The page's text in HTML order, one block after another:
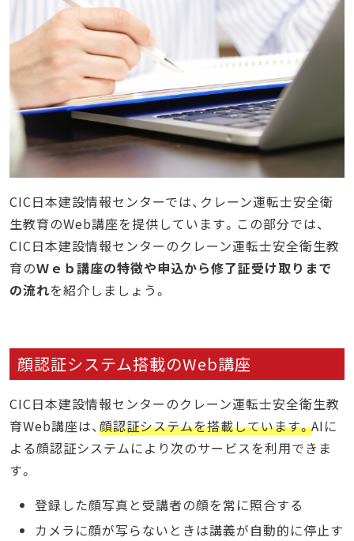
CIC日本建設情報センターでは、クレーン運転士安全衛
生教育のWeb講座を提供しています。この部分では、
CIC日本建設情報センターのクレーン運転士安全衛生教
育のＷｅｂ講座の特徴や申込から修了証受け取りまで
の流れを紹介しましょう。
顔認証システム搭載のWeb講座
CIC日本建設情報センターのクレーン運転士安全衛生教
育Web講座は、顔認証システムを搭載しています。AIに
よる顔認証システムにより次のサービスを利用できま
す。
登録した顔写真と受講者の顔を常に照合する
カメラに顔が写らないときは講義が自動的に停止す